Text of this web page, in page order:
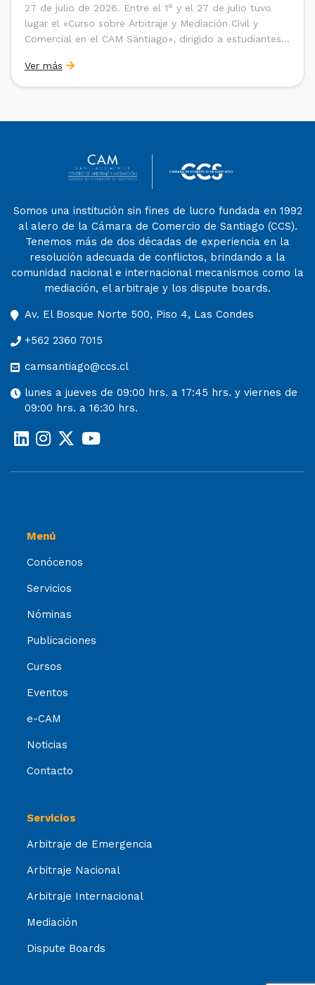
27 de julio de 2026. Entre el 1° y el 27 de julio tuvo
lugar el «Curso sobre Arbitraje y Mediación Civil y
Comercial en el CAM Santiago», dirigido a estudiantes,
entre 2023 y 2025 ganaron el «Pre-Moot del CAM
Santiago», […]
Ver más
Somos una institución sin fines de lucro fundada en 1992
al alero de la Cámara de Comercio de Santiago (CCS).
Tenemos más de dos décadas de experiencia en la
resolución adecuada de conflictos, brindando a la
comunidad nacional e internacional mecanismos como la
mediación, el arbitraje y los dispute boards.
Av. El Bosque Norte 500, Piso 4, Las Condes
+562 2360 7015
camsantiago@ccs.cl
lunes a jueves de 09:00 hrs. a 17:45 hrs. y viernes de
09:00 hrs. a 16:30 hrs.
Menú
Conócenos
Servicios
Nóminas
Publicaciones
Cursos
Eventos
e-CAM
Noticias
Contacto
Servicios
Arbitraje de Emergencia
Arbitraje Nacional
Arbitraje Internacional
Mediación
Dispute Boards